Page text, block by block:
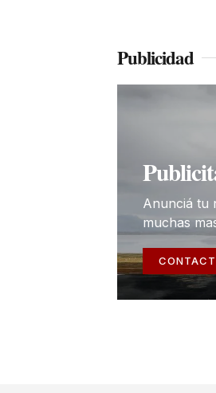
Publicidad
Anunciá tu
muchas